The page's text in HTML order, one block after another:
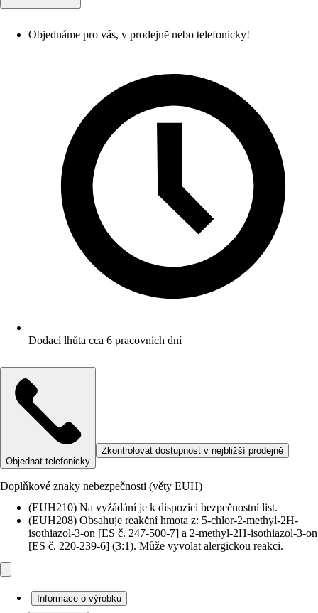
Objednáme pro vás, v prodejně nebo telefonicky!
Dodací lhůta cca 6 pracovních dní
Objednat telefonicky
Zkontrolovat dostupnost v nejbližší prodejně
Doplňkové znaky nebezpečnosti (věty EUH)
(EUH210) Na vyžádání je k dispozici bezpečnostní list.
(EUH208) Obsahuje reakční hmota z: 5-chlor-2-methyl-2H-
isothiazol-3-on [ES č. 247-500-7] a 2-methyl-2H-isothiazol-3-on
[ES č. 220-239-6] (3:1). Může vyvolat alergickou reakci.
Informace o výrobku